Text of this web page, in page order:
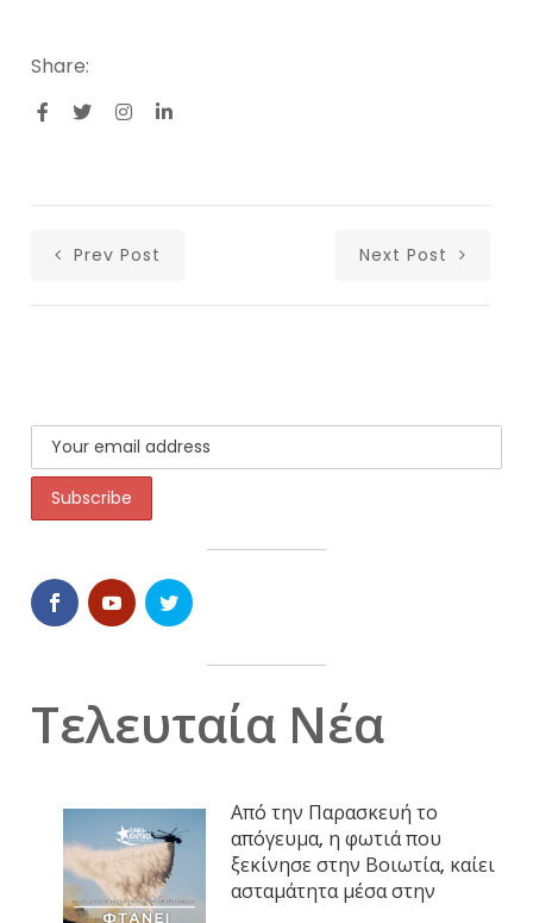
Share:
Prev Post Next Post
Τελευταία Νέα
Από την Παρασκευή το
απόγευμα, η φωτιά που
ξεκίνησε στην Βοιωτία, καίει
ασταμάτητα μέσα στην